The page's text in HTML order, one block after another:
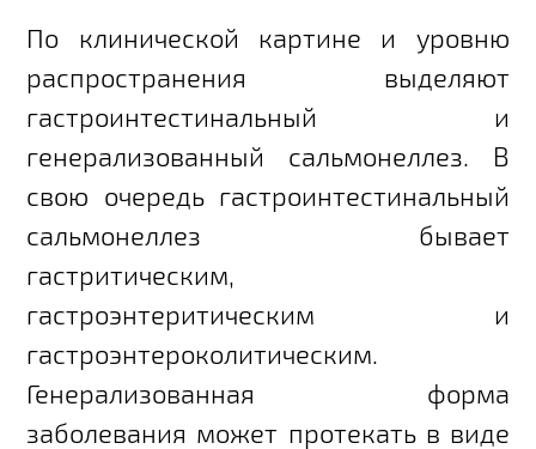
По клинической картине и уровню
распространения выделяют
гастроинтестинальный и
генерализованный сальмонеллез. В
свою очередь гастроинтестинальный
сальмонеллез бывает
гастритическим,
гастроэнтеритическим и
гастроэнтероколитическим.
Генерализованная форма
заболевания может протекать в виде